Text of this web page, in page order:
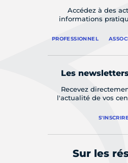
Accédez à des
informations
PROFESSIONNEL
Les
Recevez
l'actualité de vos
Sur les